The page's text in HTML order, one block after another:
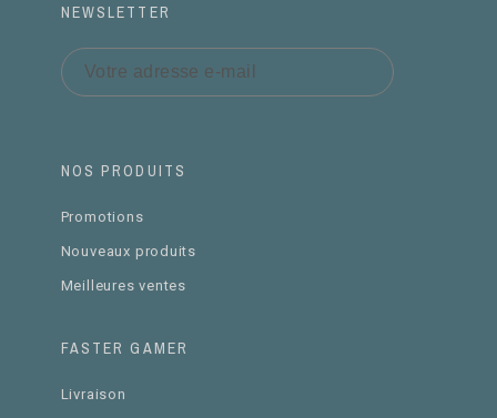
NEWSLETTER
NOS PRODUITS
Promotions
Nouveaux produits
Meilleures ventes
FASTER GAMER
Livraison